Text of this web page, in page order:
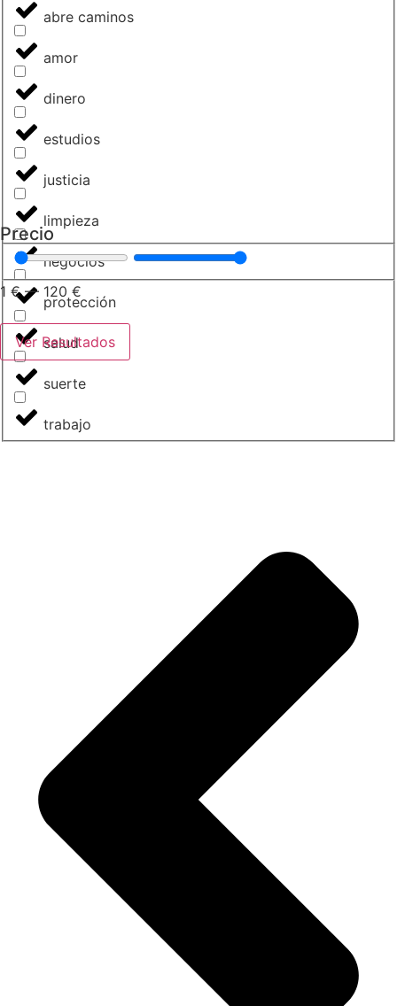
abre caminos
amor
dinero
estudios
justicia
limpieza
negocios
protección
salud
suerte
trabajo
Precio
1 €— 120 €
Ver Resultados